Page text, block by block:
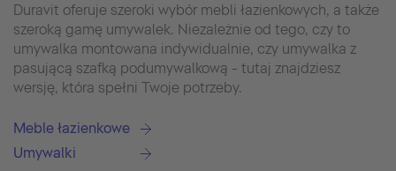
Duravit oferuje szeroki wybór mebli łazienkowych, a także
szeroką gamę umywalek. Niezależnie od tego, czy to
umywalka montowana indywidualnie, czy umywalka z
pasującą szafką podumywalkową - tutaj znajdziesz
wersję, która spełni Twoje potrzeby.
Meble łazienkowe
Umywalki